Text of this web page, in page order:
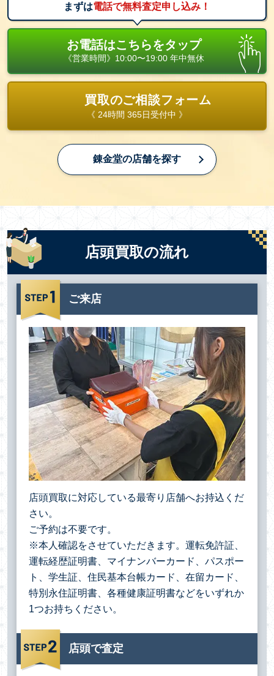
まずは電話で無料査定申し込み！
お電話はこちらをタップ
《営業時間》10:00〜19:00 年中無休
買取のご相談フォーム
《 24時間 365日受付中 》
錬金堂の店舗を探す
店頭買取の流れ
ご来店
店頭買取に対応している最寄り店舗へお持込くだ
さい。
ご予約は不要です。
※本人確認をさせていただきます。運転免許証、
運転経歴証明書、マイナンバーカード、パスポー
ト、学生証、住民基本台帳カード、在留カード、
特別永住証明書、各種健康証明書などをいずれか
1つお持ちください。
店頭で査定